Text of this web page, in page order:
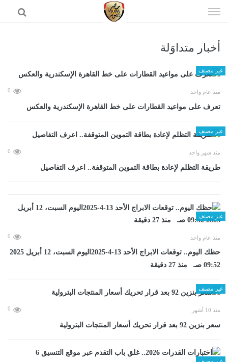
الى
أخبار متداوَلة
غير مصنف
منذ عام واحد 0
تعرف على مواعيد القطارات على خط القاهرة الإسكندرية والعكس
غير مصنف
منذ شهر واحد 0
طريقة التظلم لإعادة بطاقة التموين المتوقفة.. اعرف التفاصيل
غير مصنف
منذ عام واحد 0
حظك اليوم.. توقعات الابراج الأحد 13-4-2025اليوم السبت، 12 أبريل 2025
09:52 صـ منذ 27 دقيقة
غير مصنف
منذ 10 أشهر 0
سعر بنزين 92 بعد قرار تحريك أسعار المنتجات البترولية